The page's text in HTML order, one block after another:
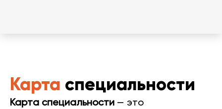
Карта специальности
Карта специальности — это